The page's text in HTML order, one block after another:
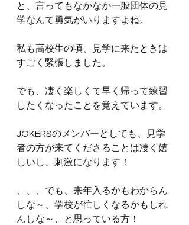
と、言ってもなかなか一般団体の見
学なんて勇気がいりますよね。
私も高校生の頃、見学に来たときは
すごく緊張しました。
でも、凄く楽しくて早く帰って練習
したくなったことを覚えています。
JOKERSのメンバーとしても、見学
者の方が来てくださることは凄く嬉
しいし、刺激になります！
、、、でも、来年入るかもわからん
しな～、学校が忙しくなるかもしれ
んしな～、と思っている方！